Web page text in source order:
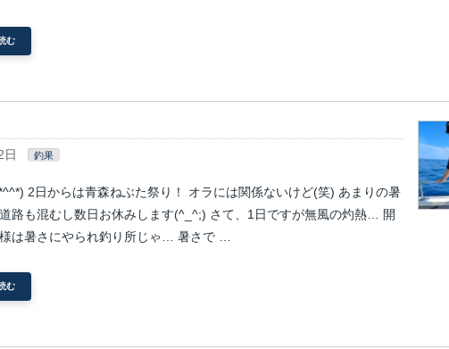
む
日 釣果
2日からは青森ねぶた祭り！ オラには関係ないけど(笑) あまりの暑
路も混むし数日お休みします(^_^;) さて、1日ですが無風の灼熱… 開
は暑さにやられ釣り所じゃ… 暑さで …
む